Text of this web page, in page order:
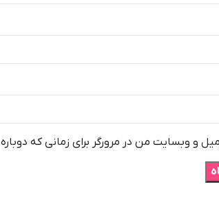
و وبسایت من در مرورگر برای زمانی که